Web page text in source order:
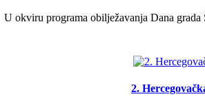
U okviru programa obilježavanja Dana
2.